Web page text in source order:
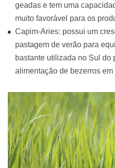
geadas e tem uma
muito favorável para os
Capim-Aries: possui um
pastagem de verão para
bastante utilizada no Sul do
alimentação de bezerros